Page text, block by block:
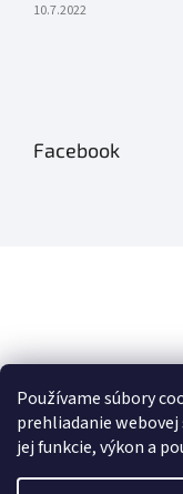
Používame súbory
prehliadanie
jej funkcie, výkon a
10.7.2022
Facebook